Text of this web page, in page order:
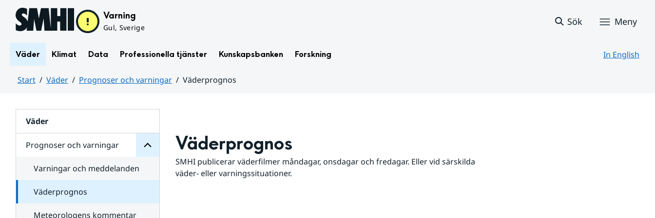
Hoppa till sidans innehåll Varning
Gul, Sverige
Sök Meny
Väder Klimat Data Professionella tjänster Kunskapsbanken Forskning In English
Start Väder Prognoser och varningar
Väderprognos
Väder
Prognoser och varningar
för
varningar
Varningar och meddelanden
Väderprognos
Meteorologens kommentar
Väderprognos
SMHI publicerar väderfilmer måndagar, onsdagar och fredagar. Eller vid särskilda
väder- eller varningssituationer.